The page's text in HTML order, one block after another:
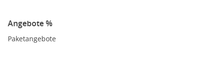
Angebote %
Paketangebote